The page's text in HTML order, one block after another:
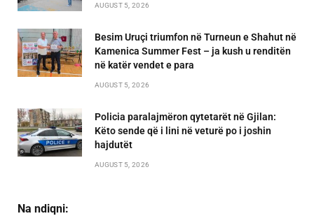
AUGUST 5, 2026
Besim Uruçi triumfon në Turneun e Shahut në
Kamenica Summer Fest – ja kush u renditën
në katër vendet e para
AUGUST 5, 2026
Policia paralajmëron qytetarët në Gjilan:
Këto sende që i lini në veturë po i joshin
hajdutët
AUGUST 5, 2026
Na ndiqni: